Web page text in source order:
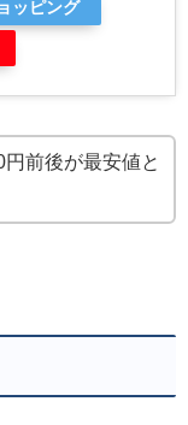
ッピング
前後が最安値と